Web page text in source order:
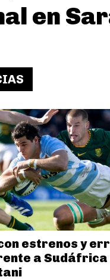
en
estrenos y
a Sudáfrica